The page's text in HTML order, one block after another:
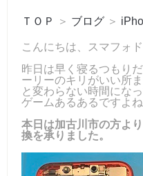
ＴＯＰ ＞ ブログ ＞
こんにちは、スマフォ
昨日は早く寝るつもり
ーリーのキリがいい所
と変わらない時間にな
ゲームあるあるですよね
本日は加古川市の方よ
換を承りました。